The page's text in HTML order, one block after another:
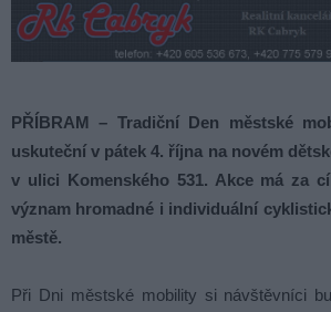
PŘÍBRAM – Tradiční Den městské
uskuteční v pátek 4. října na novém
v ulici Komenského 531. Akce má za
význam hromadné i individuální
městě.
Při Dni městské mobility si návštěvníci